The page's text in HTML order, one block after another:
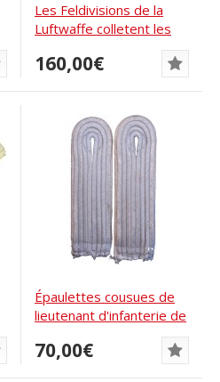
Les Feldivisions de la
Luftwaffe colletent les
160,00€
Épaulettes cousues de
lieutenant d'infanterie de
70,00€